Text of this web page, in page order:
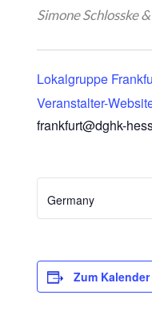
Simone Schlosske
Lokalgruppe
Veranstalter-
frankfurt@dghk-
Germany
Zum